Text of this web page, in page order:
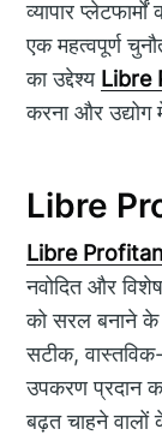
व्यापार
एक महत्वपूर्ण
का उद्देश्य Libre
करना और उद्योग
Libre
Libre
नवोदित और
को सरल बनाने के
सटीक,
उपकरण प्रदान
बढ़त चाहने वालों